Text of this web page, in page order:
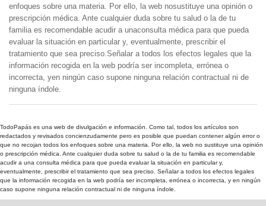
enfoques sobre una materia. Por ello, la web nosustituye una opinión o
prescripción médica. Ante cualquier duda sobre tu salud o la de tu
familia es recomendable acudir a unaconsulta médica para que pueda
evaluar la situación en particular y, eventualmente, prescribir el
tratamiento que sea preciso.Señalar a todos los efectos legales que la
información recogida en la web podría ser incompleta, errónea o
incorrecta, yen ningún caso supone ninguna relación contractual ni de
ninguna índole.
TodoPapás es una web de divulgación e información. Como tal, todos los artículos son
redactados y revisados concienzudamente pero es posible que puedan contener algún error o
que no recojan todos los enfoques sobre una materia. Por ello, la web no sustituye una opinión
o prescripción médica. Ante cualquier duda sobre tu salud o la de tu familia es recomendable
acudir a una consulta médica para que pueda evaluar la situación en particular y,
eventualmente, prescribir el tratamiento que sea preciso. Señalar a todos los efectos legales
que la información recogida en la web podría ser incompleta, errónea o incorrecta, y en ningún
caso supone ninguna relación contractual ni de ninguna índole.